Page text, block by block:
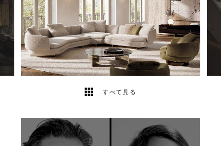
すべて見る
28